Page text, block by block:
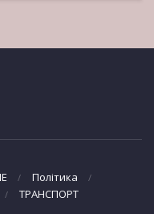
Політика
ТРАНСПОРТ